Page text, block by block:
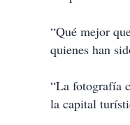
“Qué mejor
quienes han
“La fotografía
la capital